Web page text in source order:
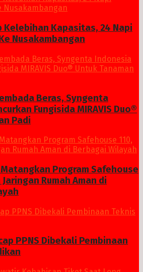
Kelebihan Kapasitas, 24 Napi
Nusakambangan
Beras, Syngenta
Fungisida MIRAVIS Duo®
Padi
Program Safehouse
Rumah Aman di
PPNS Dibekali Pembinaan